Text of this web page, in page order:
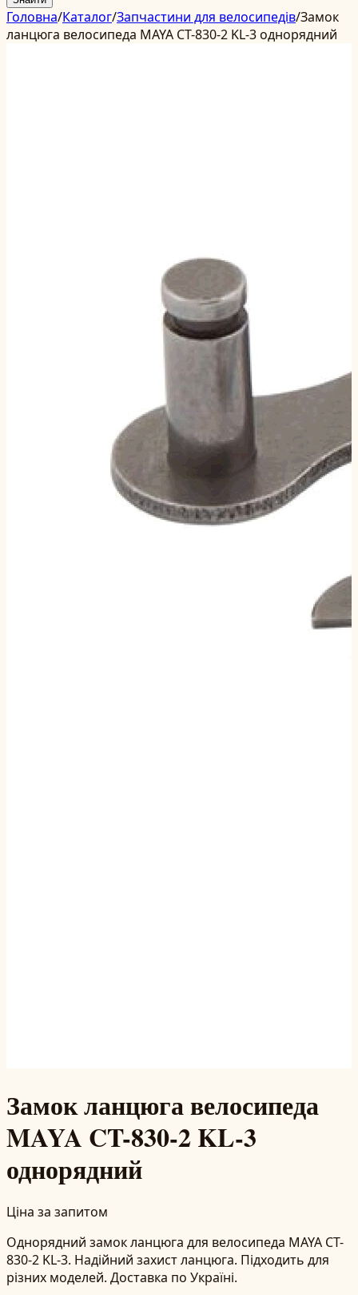
Головна/Каталог/Запчастини для велосипедів/Замок
ланцюга велосипеда MAYA CT-830-2 KL-3 однорядний
Замок ланцюга велосипеда
MAYA CT-830-2 KL-3
однорядний
Ціна за запитом
Однорядний замок ланцюга для велосипеда MAYA CT-
830-2 KL-3. Надійний захист ланцюга. Підходить для
різних моделей. Доставка по Україні.